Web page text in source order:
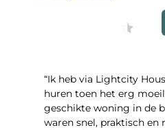
“Ik heb via Lightcity
huren toen het erg
geschikte woning in de
waren snel, praktisch en